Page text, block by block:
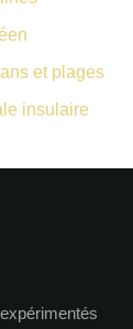
et plages
insulaire